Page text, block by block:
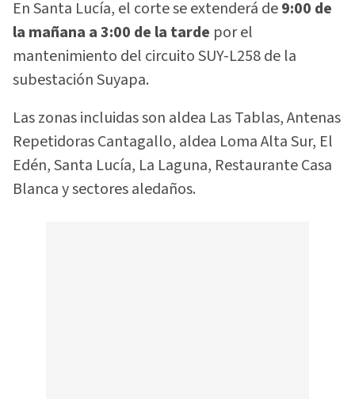
En Santa Lucía, el corte se extenderá de9:00 de
la mañana a 3:00 de la tarde por el
mantenimiento del circuito SUY-L258 de la
subestación Suyapa.
Las zonas incluidas son aldea Las Tablas, Antenas
Repetidoras Cantagallo, aldea Loma Alta Sur, El
Edén, Santa Lucía, La Laguna, Restaurante Casa
Blanca y sectores aledaños.